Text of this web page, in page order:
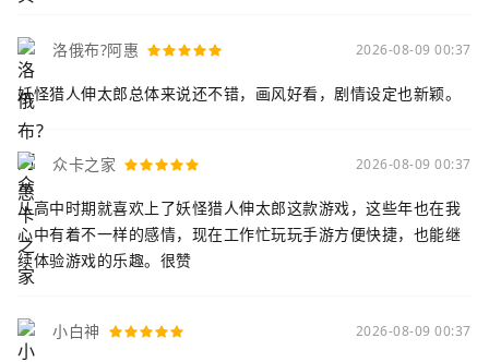
洛俄布?阿惠 2026-08-09 00:37
妖怪猎人伸太郎总体来说还不错，画风好看，剧情设定也新颖。
众卡之家 2026-08-09 00:37
从高中时期就喜欢上了妖怪猎人伸太郎这款游戏，这些年也在我
心中有着不一样的感情，现在工作忙玩玩手游方便快捷，也能继
续体验游戏的乐趣。很赞
小白神 2026-08-09 00:37